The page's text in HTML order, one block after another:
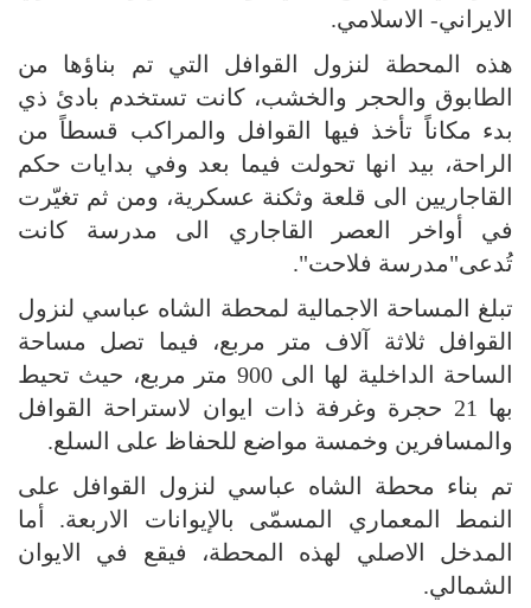
الايراني- الاسلامي.
هذه المحطة لنزول القوافل التي تم بناؤها من
الطابوق والحجر والخشب، كانت تستخدم بادئ ذي
بدء مكاناً تأخذ فيها القوافل والمراكب قسطاً من
الراحة، بيد انها تحولت فيما بعد وفي بدايات حكم
القاجاريين الى قلعة وثكنة عسكرية، ومن ثم تغيّرت
في أواخر العصر القاجاري الى مدرسة كانت
تُدعى"مدرسة فلاحت".
تبلغ المساحة الاجمالية لمحطة الشاه عباسي لنزول
القوافل ثلاثة آلاف متر مربع، فيما تصل مساحة
الساحة الداخلية لها الى 900 متر مربع، حيث تحيط
بها 21 حجرة وغرفة ذات ايوان لاستراحة القوافل
والمسافرين وخمسة مواضع للحفاظ على السلع.
تم بناء محطة الشاه عباسي لنزول القوافل على
النمط المعماري المسمّى بالإيوانات الاربعة. أما
المدخل الاصلي لهذه المحطة، فيقع في الايوان
الشمالي.